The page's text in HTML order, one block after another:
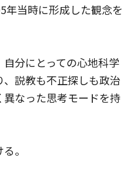
年当時に形成した観念を
分にとっての心地科学
説教も不正探しも政治
なった思考モードを持
。